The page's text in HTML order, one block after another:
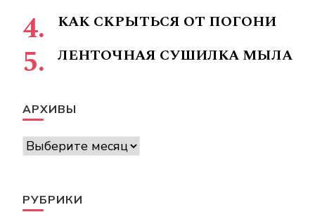
КАК СКРЫТЬСЯ ОТ ПОГОНИ
ЛЕНТОЧНАЯ СУШИЛКА МЫЛА
АРХИВЫ
Архивы
РУБРИКИ